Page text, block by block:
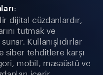
:
dijital cüzdanlardır,
tutmak ve
Kullanışlıdırlar
siber tehditlere karşı
mobil, masaüstü ve